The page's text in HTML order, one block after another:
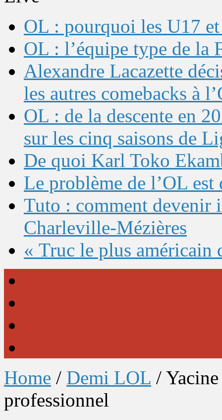
OL : pourquoi les U17
OL : l’équipe type de la
Alexandre Lacazette
les autres comebacks à
OL : de la descente en
sur les cinq saisons de
De quoi Karl Toko
Le problème de l’OL
Tuto : comment devenir
Charleville-Mézières
« Truc le plus américain
Home / Demi LOL /
professionnel